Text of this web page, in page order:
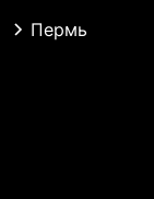
Пермь